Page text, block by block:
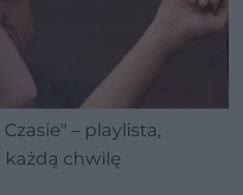
– playlista,
każdą chwilę